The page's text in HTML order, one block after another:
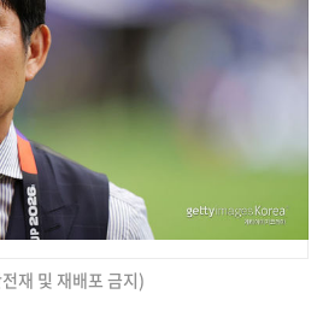
및 재배포 금지)